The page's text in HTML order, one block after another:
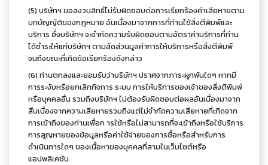
(5) บริษัทฯ ขอสงวนสิทธิ์ไม่รับผิดชอบต่อการเรียกร้องค่าเสียหายตาม
บทบัญญัติของกฎหมาย อันเนื่องมาจากการที่ท่านใช้สิ่งตีพิมพ์และ
บริการ ซึ่งบริษัทฯ จะจำกัดความรับผิดชอบตามอัตราค่าบริการที่ท่าน
ได้ชำระให้แก่บริษัทฯ ตามสัดส่วนมูลค่าการให้บริการหรือสิ่งตีพิมพ์
จนถึงขณะที่เกิดข้อเรียกร้องดังกล่าว
(6) ท่านตกลงและยอมรับว่าบริษัทฯ ปราศจากภาระผูกพันใดๆ หากมี
การระงับหรือยกเลิกกิจการ ระบบ การให้บริการของเจ้าของสิ่งตีพิมพ์
หรือบุคคลอื่น รวมถึงบริษัทฯ ไม่ต้องรับผิดชอบต่อผลอันเนื่องมาจาก
สืบเนื่องจากความเสียหายรวมถึงแต่ไม่จำกัดความเสียหายที่เกิดจาก
การเข้าถึงของท่านเพื่อก ารใช้หรือไม่สามารถที่จะเข้าถึงหรือใช้บริการ
การสูญหายของข้อมูลหรือค่าใช้จ่ายของการซื้อหรือสำหรับการ
ดำเนินการใดๆ ของเนื้อหาของบุคคลที่สามในเว็บไซต์หรือ
แอปพลิเคชัน